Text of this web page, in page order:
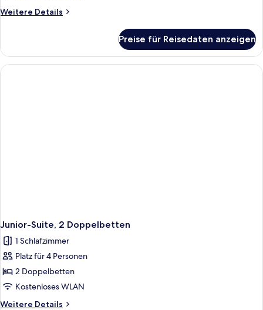
Weitere Details
Weitere
Suite,
1 King-
Bett
Preise für Reisedaten anzeigen
Junior-Suite, 2 Doppelbetten
1 Schlafzimmer
Platz für 4 Personen
2 Doppelbetten
Kostenloses WLAN
Weitere Details
Weitere